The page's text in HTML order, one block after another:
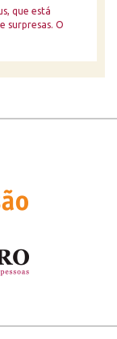
que está
surpresas. O